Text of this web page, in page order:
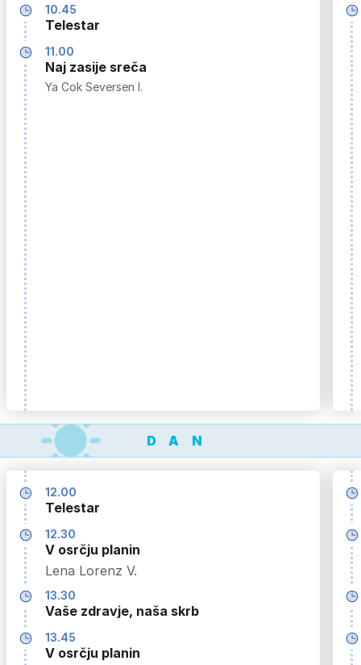
10.45
Telestar
11.00
Naj zasije sreča
Ya Cok Seversen I.
DAN
12.00
Telestar
12.30
V osrčju planin
Lena Lorenz V.
13.30
Vaše zdravje, naša skrb
13.45
V osrčju planin